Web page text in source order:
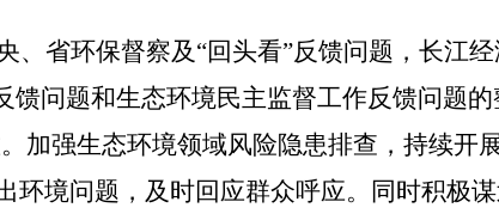
、 省环保督察及 “回头看”反馈问题，长江
馈问题和生态环境民主监督工作反馈问题
加强生态环境领域风险隐患排查，持续开
环境问题，及时回应群众呼应。同时积极